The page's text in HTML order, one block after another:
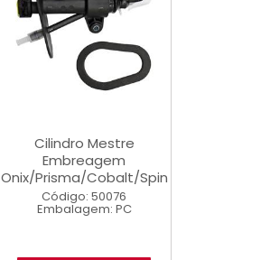
Cilindro Mestre
Embreagem
Onix/Prisma/Cobalt/Spin
Código: 50076
Embalagem: PC